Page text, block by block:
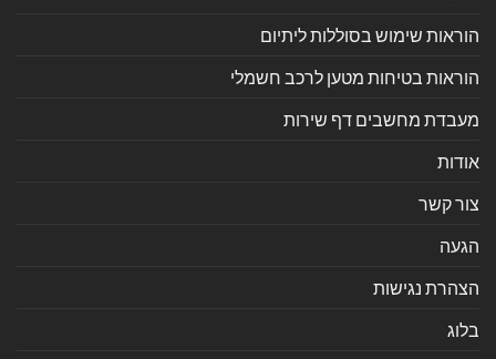
הוראות שימוש בסוללות ליתיום
הוראות בטיחות מטען לרכב חשמלי
מעבדת מחשבים דף שירות
אודות
צור קשר
הגעה
הצהרת נגישות
בלוג